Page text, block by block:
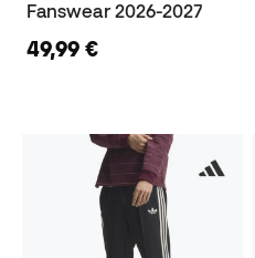
Fanswear 2026-2027
49,99 €